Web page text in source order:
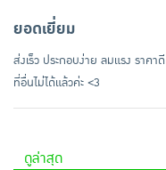
ยอดเยี่ยม
ส่งเร็ว ประกอบง่าย ลมแรง ราค
ที่อื่นไม่ได้แล้วค่ะ <3
ดูล่าสุด